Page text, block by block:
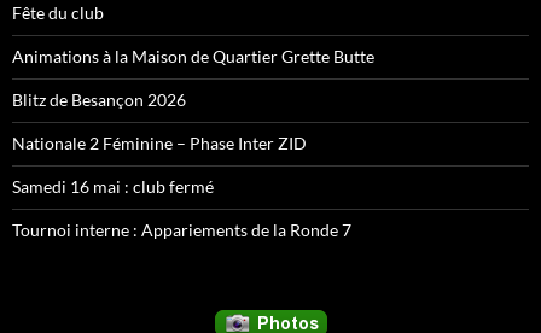
Fête du club
Animations à la Maison de Quartier Grette Butte
Blitz de Besançon 2026
Nationale 2 Féminine – Phase Inter ZID
Samedi 16 mai : club fermé
Tournoi interne : Appariements de la Ronde 7